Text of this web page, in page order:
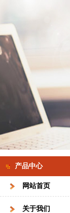
产品中心
网站首页
关于我们